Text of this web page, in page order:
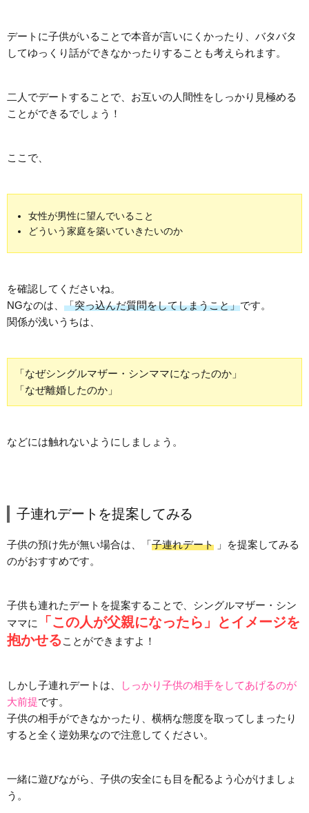
デートに子供がいることで本音が言いにくかったり、バタバタ
してゆっくり話ができなかったりすることも考えられます。
二人でデートすることで、お互いの人間性をしっかり見極める
ことができるでしょう！
ここで、
女性が男性に望んでいること
どういう家庭を築いていきたいのか
を確認してくださいね。
NGなのは、 「突っ込んだ質問をしてしまうこと」です。
関係が浅いうちは、
「なぜシングルマザー・シンママになったのか」
「なぜ離婚したのか」
などには触れないようにしましょう。
子連れデートを提案してみる
子供の預け先が無い場合は、「子連れデート 」を提案してみる
のがおすすめです。
子供も連れたデートを提案することで、シングルマザー・シン
ママに
「この人が父親になったら」とイメージを
抱かせる ことができますよ！
しかし子連れデートは、
しっかり子供の相手をしてあげるのが
大前提です。
子供の相手ができなかったり、横柄な態度を取ってしまったり
すると全く逆効果なので注意してください。
一緒に遊びながら、子供の安全にも目を配るよう心がけましょ
う。